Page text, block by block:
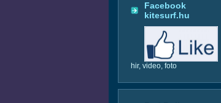
Facebook
kitesurf.hu
hir, video, foto